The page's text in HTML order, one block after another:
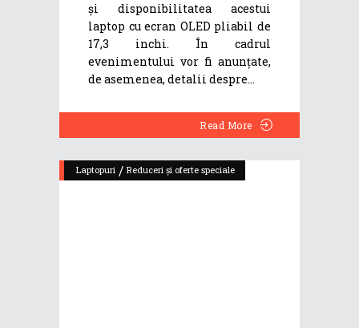
și disponibilitatea acestui
laptop cu ecran OLED pliabil de
17,3 inchi. În cadrul
evenimentului vor fi anunțate,
de asemenea, detalii despre
Read More
Laptopuri / Reduceri și oferte speciale